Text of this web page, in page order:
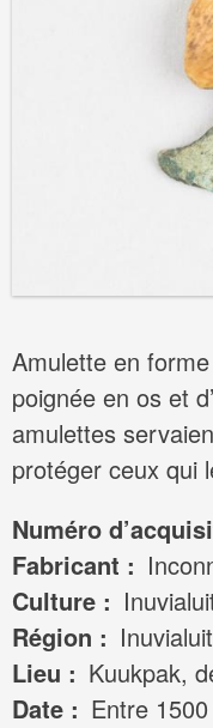
Amulette en
poignée en os et
amulettes
protéger ceux qui
Numéro
Fabricant
Culture
Région
Inuvialuit
Lieu
Kuukpak,
Date
Entre